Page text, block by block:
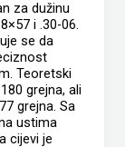
za dužinu
i .30-06.
se da
Teoretski
grejna, ali
grejna. Sa
ustima
cijevi je